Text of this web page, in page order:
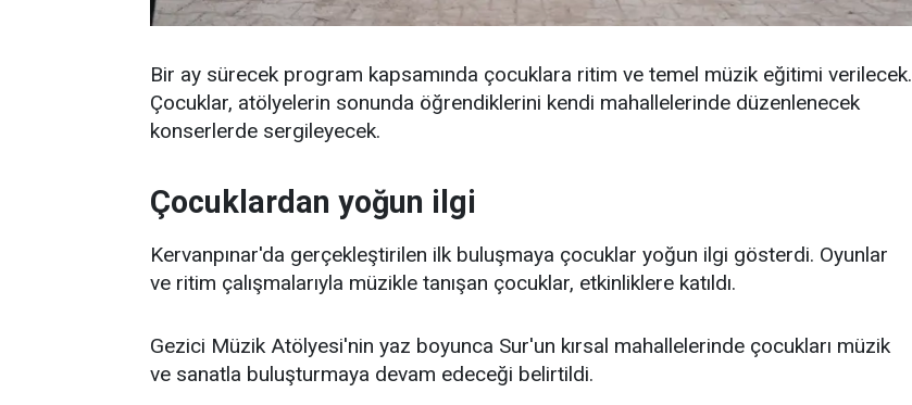
Bir ay sürecek program kapsamında çocuklara ritim ve temel müzik eğitimi verilecek.
Çocuklar, atölyelerin sonunda öğrendiklerini kendi mahallelerinde düzenlenecek
konserlerde sergileyecek.
Çocuklardan yoğun ilgi
Kervanpınar'da gerçekleştirilen ilk buluşmaya çocuklar yoğun ilgi gösterdi. Oyunlar
ve ritim çalışmalarıyla müzikle tanışan çocuklar, etkinliklere katıldı.
Gezici Müzik Atölyesi'nin yaz boyunca Sur'un kırsal mahallelerinde çocukları müzik
ve sanatla buluşturmaya devam edeceği belirtildi.